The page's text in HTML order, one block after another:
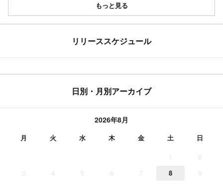
もっと見る
リリーススケジュール
日別・月別アーカイブ
2026年8月
月 火 水 木 金 土 日
1
2
3
4 5 6 7 8
9